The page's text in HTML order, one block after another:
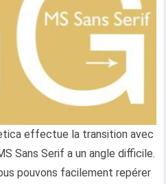
effectue la transition avec
Sans Serif a un angle difficile.
pouvons facilement repérer